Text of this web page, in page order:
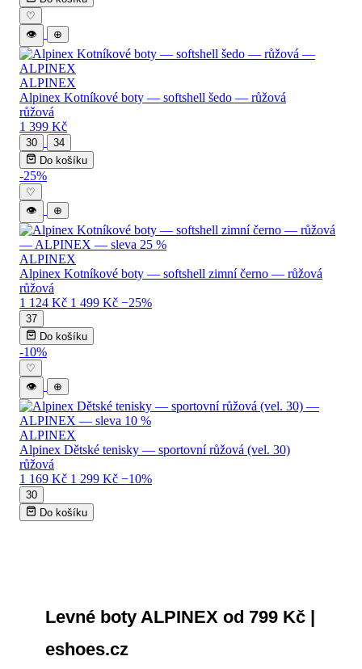
♡
👁
⊕
ALPINEX
Alpinex Kotníkové boty — softshell šedo — růžová
růžová
1 399 Kč
30
34
Do košíku
-25%
♡
👁
⊕
ALPINEX
Alpinex Kotníkové boty — softshell zimní černo — růžová
růžová
1 124 Kč 1 499 Kč −25%
37
Do košíku
-10%
♡
👁
⊕
ALPINEX
Alpinex Dětské tenisky — sportovní růžová (vel. 30)
růžová
1 169 Kč 1 299 Kč −10%
30
Do košíku
Levné boty ALPINEX od 799 Kč |
eshoes.cz